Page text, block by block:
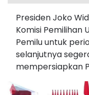
Presiden Joko
Komisi Pemilihan
Pemilu untuk
selanjutnya
mempersiapkan